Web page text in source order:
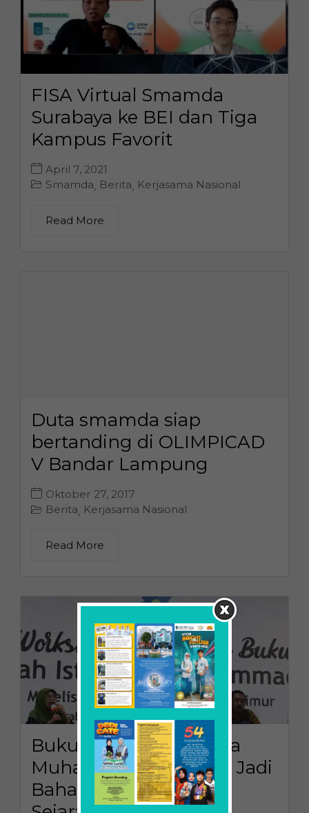
FISA Virtual Smamda
Surabaya ke BEI dan Tiga
Kampus Favorit
April 7, 2021
Smamda, Berita, Kerjasama Nasional
Read More
Duta smamda siap
bertanding di OLIMPICAD
V Bandar Lampung
Oktober 27, 2017
Berita, Kerjasama Nasional
Read More
Buku Sekolah Istimewa
Muhammadiyah Akan Jadi
Bahan Riset para